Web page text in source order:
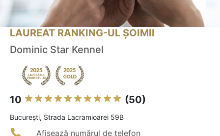
LAUREAT RANKING-UL ȘOIMII
Dominic Star Kennel
10 (50)
Bucureşti, Strada Lacramioarei 59B
Afișează numărul de telefon